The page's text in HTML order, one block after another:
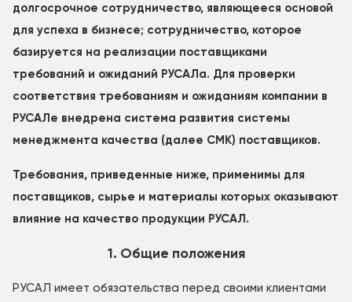
долгосрочное сотрудничество, являющееся основой
для успеха в бизнесе; сотрудничество, которое
базируется на реализации поставщиками
требований и ожиданий РУСАЛа. Для проверки
соответствия требованиям и ожиданиям компании в
РУСАЛе внедрена система развития системы
менеджмента качества (далее СМК) поставщиков.
Требования, приведенные ниже, применимы для
поставщиков, сырье и материалы которых оказывают
влияние на качество продукции РУСАЛ.
1. Общие положения
РУСАЛ имеет обязательства перед своими клиентами